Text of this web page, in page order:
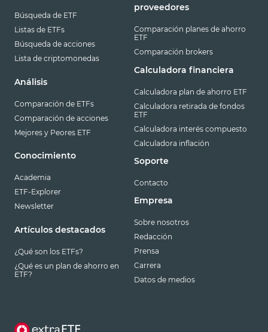
Búsqueda de ETF
Listas de ETFs
Búsqueda de acciones
Lista de criptomonedas
Análisis
Comparación de ETFs
Comparación de acciones
Mejores y Peores ETF
Conocimiento
Academia
ETF-Explorer
Newsletter
Artículos destacados
¿Qué son los ETFs?
¿Qué es un plan de ahorro en
ETF?
proveedores
Comparación planes de ahorro
ETF
Comparación brokers
Calculadora financiera
Calculadora plan de ahorro ETF
Calculadora retirada de fondos
ETF
Calculadora interés compuesto
Calculadora inflación
Soporte
Contacto
Empresa
Sobre nosotros
Redacción
Prensa
Carrera
Datos de medios